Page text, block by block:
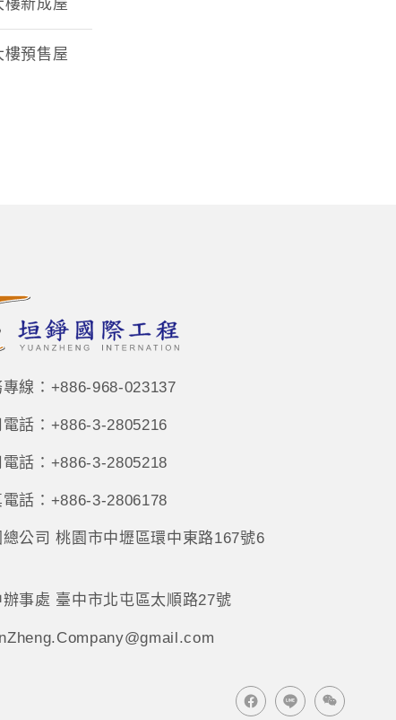
樓新成屋
樓預售屋
專線：+886-968-023137
電話：+886-3-2805216
電話：+886-3-2805218
話：+886-3-2806178
公司 桃園市中壢區環中東路167號6
辦事處 臺中市北屯區太順路27號